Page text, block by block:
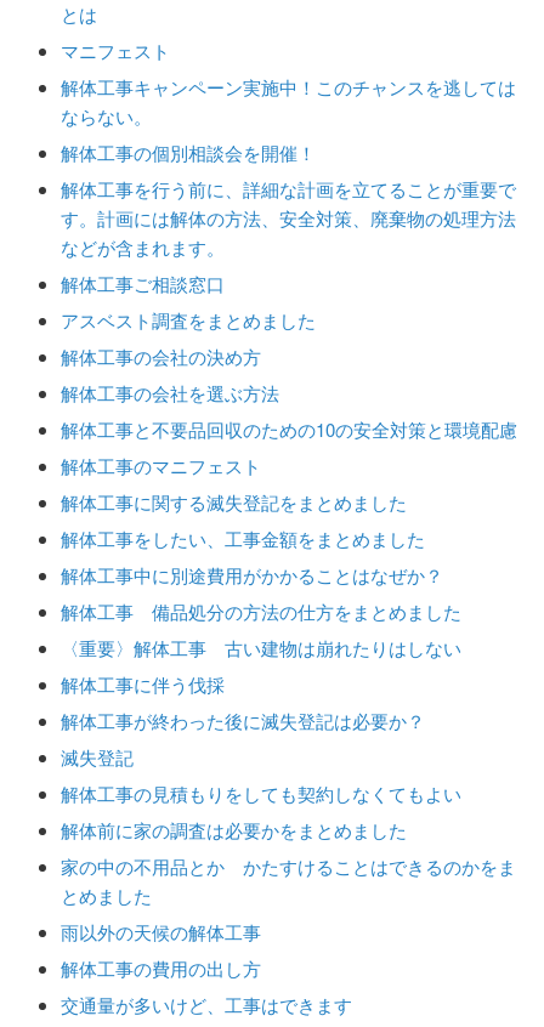
とは
マニフェスト
解体工事キャンペーン実施中！このチャンスを逃しては
ならない。
解体工事の個別相談会を開催！
解体工事を行う前に、詳細な計画を立てることが重要で
す。計画には解体の方法、安全対策、廃棄物の処理方法
などが含まれます。
解体工事ご相談窓口
アスベスト調査をまとめました
解体工事の会社の決め方
解体工事の会社を選ぶ方法
解体工事と不要品回収のための10の安全対策と環境配慮
解体工事のマニフェスト
解体工事に関する滅失登記をまとめました
解体工事をしたい、工事金額をまとめました
解体工事中に別途費用がかかることはなぜか？
解体工事 備品処分の方法の仕方をまとめました
〈重要〉解体工事 古い建物は崩れたりはしない
解体工事に伴う伐採
解体工事が終わった後に滅失登記は必要か？
滅失登記
解体工事の見積もりをしても契約しなくてもよい
解体前に家の調査は必要かをまとめました
家の中の不用品とか かたすけることはできるのかをま
とめました
雨以外の天候の解体工事
解体工事の費用の出し方
交通量が多いけど、工事はできます